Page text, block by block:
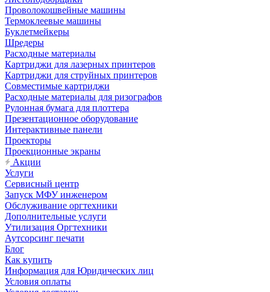
Проволокошвейные машины
Термоклеевые машины
Буклетмейкеры
Шредеры
Расходные материалы
Картриджи для лазерных принтеров
Картриджи для струйных принтеров
Совместимые картриджи
Расходные материалы для ризографов
Рулонная бумага для плоттера
Презентационное оборудование
Интерактивные панели
Проекторы
Проекционные экраны
Акции
Услуги
Сервисный центр
Запуск МФУ инженером
Обслуживание оргтехники
Дополнительные услуги
Утилизация Оргтехники
Аутсорсинг печати
Блог
Как купить
Информация для Юридических лиц
Условия оплаты